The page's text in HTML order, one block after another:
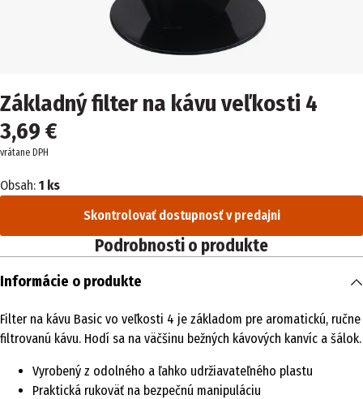
Základný filter na kávu veľkosti 4
3,69 €
vrátane DPH
Obsah: 1 ks
Skontrolovať dostupnosť v predajni
Podrobnosti o produkte
Informácie o produkte
Filter na kávu Basic vo veľkosti 4 je základom pre aromatickú, ručne
filtrovanú kávu. Hodí sa na väčšinu bežných kávových kanvíc a šálok.
Vyrobený z odolného a ľahko udržiavateľného plastu
Praktická rukoväť na bezpečnú manipuláciu